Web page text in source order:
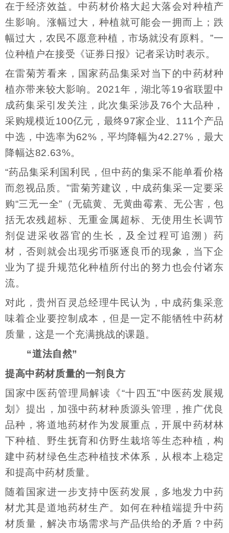
在于经济效益。中药材价格大起大落会对种植产
生影响。涨幅过大，种植就可能会一拥而上；跌
幅过大，农民不愿意种植，市场就没有原料。”一
位种植户在接受《证券日报》记者采访时表示。
在雷菊芳看来，国家药品集采对当下的中药材种
植亦带来较大影响。2021年，湖北等19省联盟中
成药集采引发关注，此次集采涉及76个大品种，
采购规模近100亿元，最终97家企业、111个产品
中选，中选率为62%，平均降幅为42.27%，最大
降幅达82.63%。
“药品集采利国利民，但中药的集采不能单看价格
而忽视品质。”雷菊芳建议，中成药集采一定要采
购“三无一全”（无硫黄、无黄曲霉素、无公害，包
括无农残超标、无重金属超标、无使用生长调节
剂促进采收器官的生长，及全过程可追溯）药
材，否则就会出现劣币驱逐良币的现象，当下企
业为了提升规范化种植所付出的努力也会付诸东
流。
对此，贵州百灵总经理牛民认为，中成药集采意
味着企业要控制成本，但是一定不能牺牲中药材
质量，这是一个充满挑战的课题。
“道法自然”
提高中药材质量的一剂良方
国家中医药管理局解读《“十四五”中医药发展规
划》提出，加强中药材种质源头管理，推广优良
品种，将道地药材作为发展重点，开展中药材林
下种植、野生抚育和仿野生栽培等生态种植，构
建中药材绿色生态种植技术体系，从根本上稳定
和提高中药材质量。
随着国家进一步支持中医药发展，多地发力中药
材尤其是道地药材生产。如何在种植端提升中药
材质量，解决市场需求与产品供给的矛盾？中药